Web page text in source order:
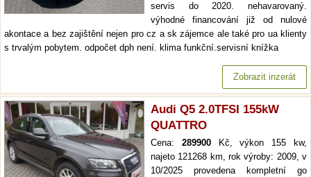
servis do 2020. nehavarovaný.
výhodné financování již od nulové
akontace a bez zajištění nejen pro cz a sk zájemce ale také pro ua klienty
s trvalým pobytem. odpočet dph není. klima funkční.servisní knížka
Zobrazit inzerát
Audi Q5 2.0TFSI 155kW
QUATTRO
Cena: 289900Kč, výkon 155 kw,
najeto 121268 km, rok výroby: 2009, v
10/2025 provedena kompletní go